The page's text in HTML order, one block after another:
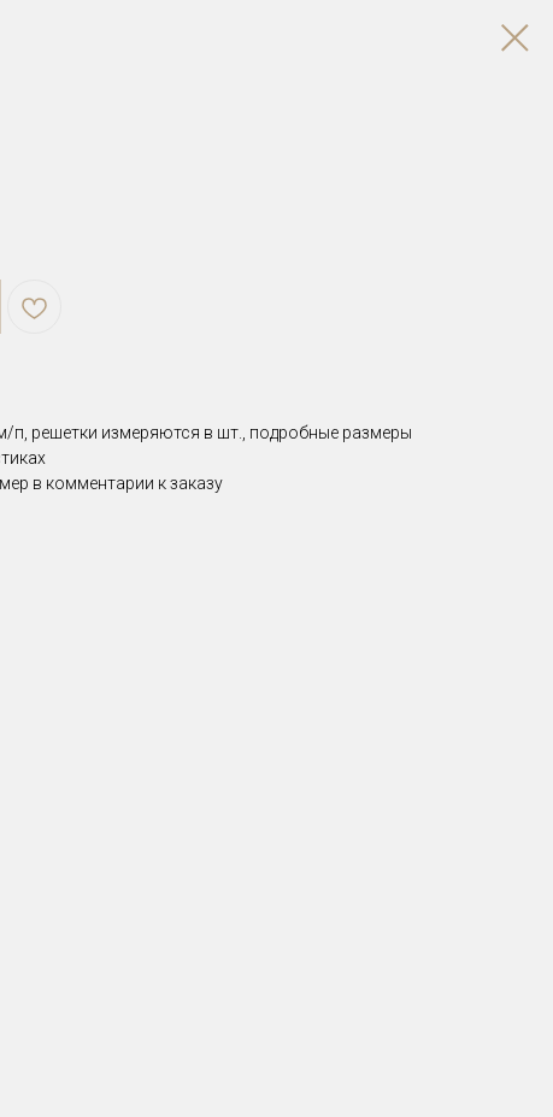
п, решетки измеряются в шт., подробные размеры
в комментарии к заказу